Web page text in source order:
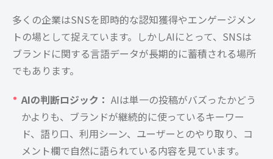
多くの企業はSNSを即時的な認知獲得やエンゲージメン
トの場として捉えています。しかしAIにとって、SNSは
ブランドに関する言語データが長期的に蓄積される場所
でもあります。
AIの判断ロジック： AIは単一の投稿がバズったかどう
かよりも、ブランドが継続的に使っているキーワー
ド、語り口、利用シーン、ユーザーとのやり取り、コ
メント欄で自然に語られている内容を見ています。